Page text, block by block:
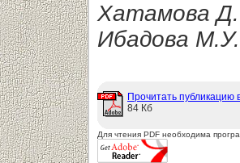
Хатамова
Ибадова М.У.
Прочитать публикацию
84 Кб
Для чтения PDF необходима